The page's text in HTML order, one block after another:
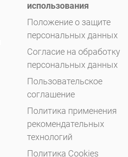
использования
Положение о защите
персональных данных
Согласие на обработку
персональных данных
Пользовательское
соглашение
Политика применения
рекомендательных
технологий
Политика Cookies